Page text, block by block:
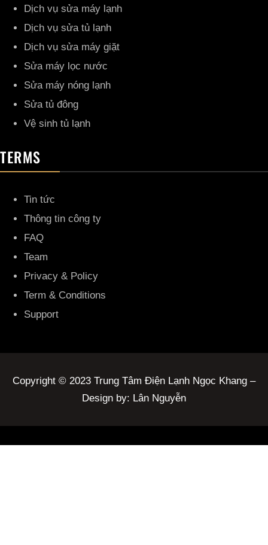
Dịch vụ sửa máy lạnh
Dịch vụ sửa tủ lạnh
Dịch vụ sửa máy giặt
Sửa máy lọc nước
Sửa máy nóng lạnh
Sửa tủ đông
Vệ sinh tủ lạnh
TERMS
Tin tức
Thông tin công ty
FAQ
Team
Privacy & Policy
Term & Conditions
Support
Copyright © 2023 Trung Tâm Điện Lạnh Ngọc Khang –
Design by: Lân Nguyễn